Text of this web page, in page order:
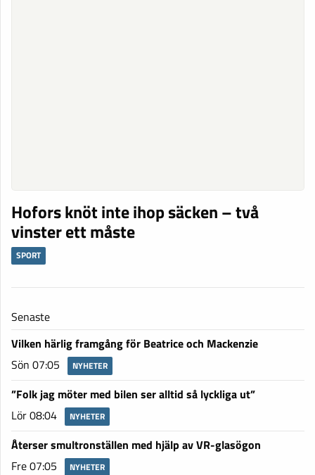
Hofors knöt inte ihop säcken – två
vinster ett måste
SPORT
Senaste
Vilken härlig framgång för Beatrice och Mackenzie
Sön 07:05
NYHETER
”Folk jag möter med bilen ser alltid så lyckliga ut”
Lör 08:04
NYHETER
Återser smultronställen med hjälp av VR-glasögon
Fre 07:05
NYHETER